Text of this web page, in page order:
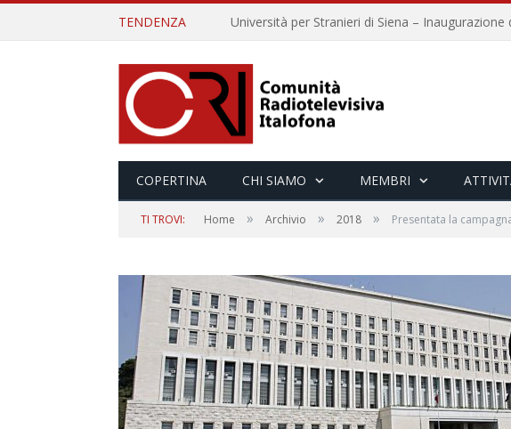
TENDENZA
COPERTINA CHI SIAMO MEMBRI
TI TROVI: Home » Archivio » 2018 » Presentata la